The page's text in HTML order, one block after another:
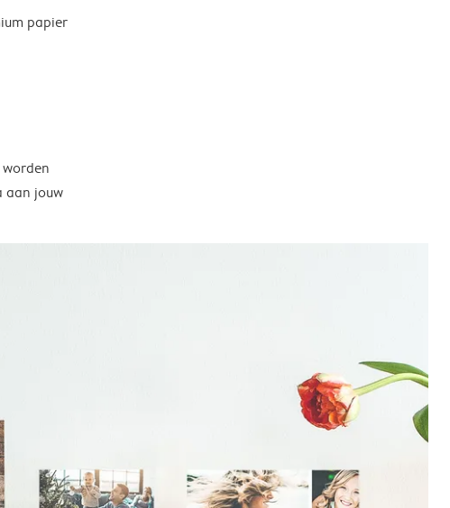
papier
aan jouw